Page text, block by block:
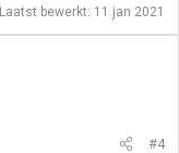
Laatst bewerkt: 11 jan 2021
#4